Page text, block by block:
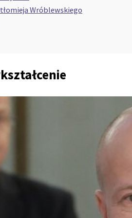
Wróblewskiego